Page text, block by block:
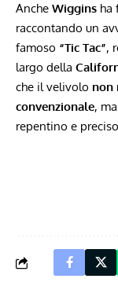
Anche Wiggins ha
raccontando un
famoso “Tic Tac”,
largo della
che il velivolo non
convenzionale,
repentino e